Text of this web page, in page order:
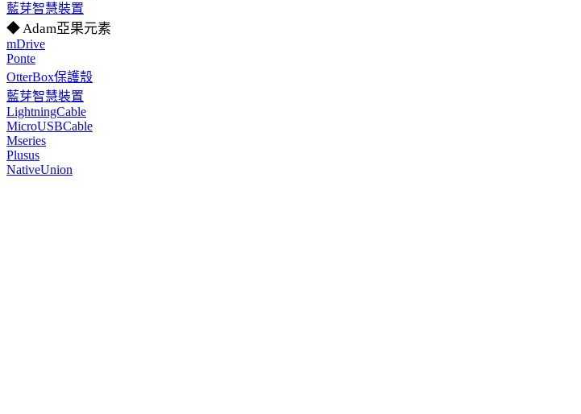
藍芽智慧裝置
◆ Adam亞果元素
mDrive
Ponte
OtterBox保護殼
藍芽智慧裝置
LightningCable
MicroUSBCable
Mseries
Plusus
NativeUnion